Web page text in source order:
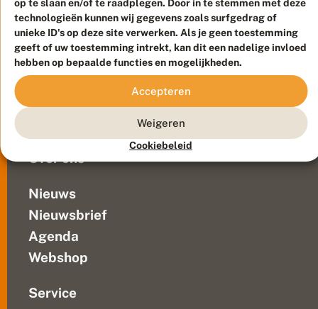
op te slaan en/of te raadplegen. Door in te stemmen met deze
technologieën kunnen wij gegevens zoals surfgedrag of
unieke ID's op deze site verwerken. Als je geen toestemming
geeft of uw toestemming intrekt, kan dit een nadelige invloed
hebben op bepaalde functies en mogelijkheden.
Accepteren
Weigeren
Cookiebeleid
Contact
Veelgestelde vragen
Over ons
Nieuws
Nieuwsbrief
Agenda
Webshop
Service
Duurzaam ontwikkeld doorGo2People, ontworpen door
Blue Field Agency
Privacy
Disclaimer